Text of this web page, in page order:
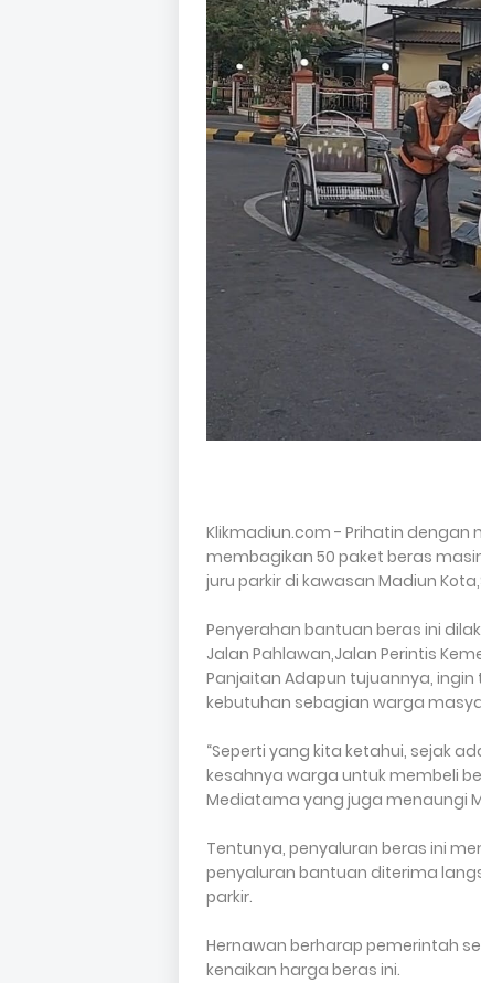
Klikmadiun.com - Prihatin dengan
membagikan 50 paket beras
juru parkir di kawasan Madiun
Penyerahan bantuan beras ini
Jalan Pahlawan,Jalan Perintis
Panjaitan Adapun tujuannya,
kebutuhan sebagian warga
“Seperti yang kita ketahui, sejak
kesahnya warga untuk membeli
Mediatama yang juga menaungi
Tentunya, penyaluran beras ini
penyaluran bantuan diterima
parkir.
Hernawan berharap pemerintah
kenaikan harga beras ini.